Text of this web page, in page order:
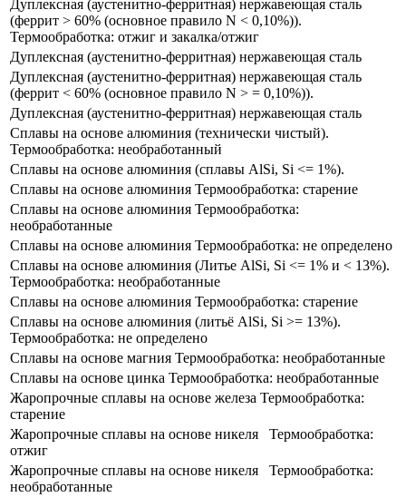
Дуплексная (аустенитно-ферритная) нержавеющая сталь
(феррит ​> 60% (основное правило N < 0,10%)​).
Термообработка: отжиг и закалка/отжиг
Дуплексная (аустенитно-ферритная) нержавеющая сталь
Дуплексная (аустенитно-ферритная) нержавеющая сталь
(феррит ​< 60% (основное правило N > = 0,10%)).
Дуплексная (аустенитно-ферритная) нержавеющая сталь
Сплавы на основе алюминия (технически чистый​).
Термообработка: необработанный
Сплавы на основе алюминия (сплавы ​AlSi, Si <= 1%).
Сплавы на основе алюминия Термообработка: старение
Сплавы на основе алюминия Термообработка:
необработанные
Сплавы на основе алюминия Термообработка: не определено
Сплавы на основе алюминия (Литье ​AlSi, Si <= 1% и < 13%​).
Термообработка: необработанные
Сплавы на основе алюминия Термообработка: старение
Сплавы на основе алюминия (литьё ​AlSi, Si >= 13%).
Термообработка: не определено
Сплавы на основе магния Термообработка: необработанные
Сплавы на основе цинка Термообработка: необработанные
Жаропрочные сплавы на основе железа Термообработка:
старение
Жаропрочные сплавы на основе никеля​ ​ ​ Термообработка:
отжиг
Жаропрочные сплавы на основе никеля​ ​ ​ Термообработка:
необработанные